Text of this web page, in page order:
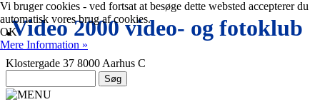
.Video 2000 video- og fotoklub
Klostergade 37 8000 Aarhus C
Vi bruger cookies - ved fortsat at besøge dette websted accepterer du
automatisk vores brug af cookies.
OK
Mere Information »